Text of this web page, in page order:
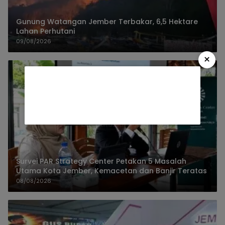
Gunung Watangan Jember Terbakar, 6,5 Hektare
Lahan Perhutani
09/08/2026
Survei PAR Strategy Center Petakan 5 Masalah
Utama Kota Jember, Kemacetan dan Banjir Teratas
08/08/2026
×